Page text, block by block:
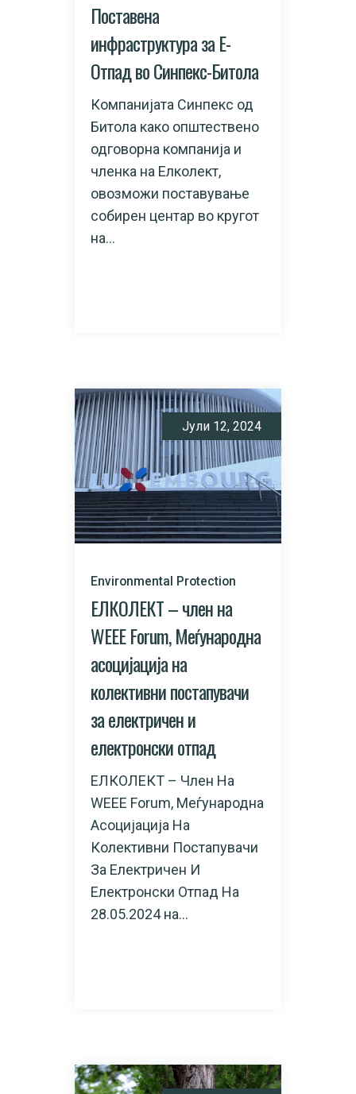
Поставена
инфраструктура за Е-
Отпад во Синпекс-Битола
Компанијата Синпекс од
Битола како општествено
одговорна компанија и
членка на Елколект,
овозможи поставување
собирен центар во кругот
на...
Јули 12, 2024
Environmental Protection
ЕЛКОЛЕКТ – член на
WEEE Forum, Меѓународна
асоцијација на
колективни постапувачи
за електричен и
електронски отпад
ЕЛКОЛЕКТ – Член На
WEEE Forum, Меѓународна
Асоцијација На
Колективни Постапувачи
За Електричен И
Електронски Отпад На
28.05.2024 на...